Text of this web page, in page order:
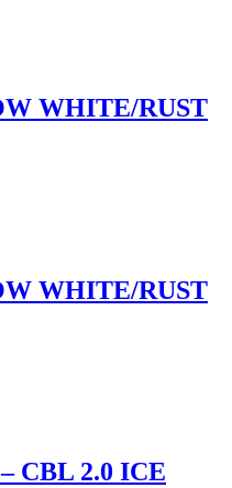
WHITE/RUST
WHITE/RUST
CBL 2.0 ICE